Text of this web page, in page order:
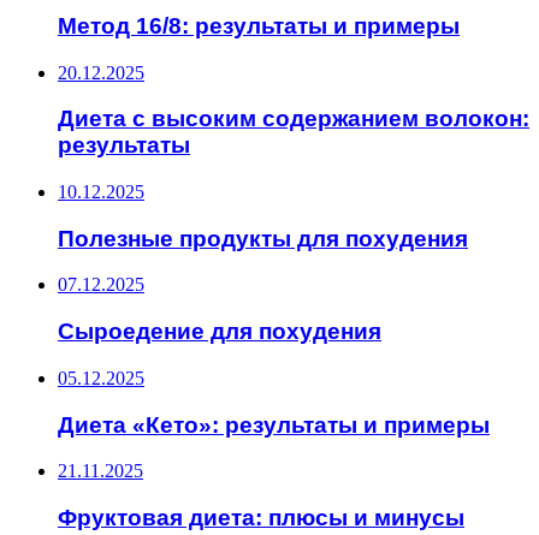
Метод 16/8: результаты и примеры
20.12.2025
Диета с высоким содержанием волокон:
результаты
10.12.2025
Полезные продукты для похудения
07.12.2025
Сыроедение для похудения
05.12.2025
Диета «Кето»: результаты и примеры
21.11.2025
Фруктовая диета: плюсы и минусы